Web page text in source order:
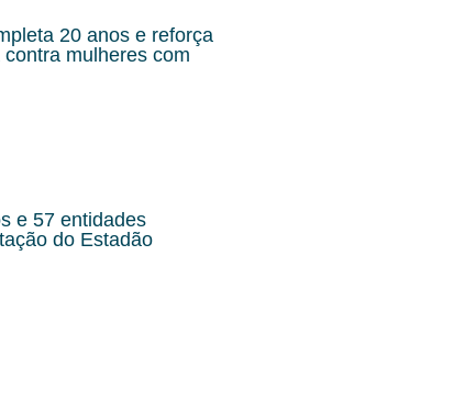
20 anos e reforça
mulheres com
e 57 entidades
do Estadão